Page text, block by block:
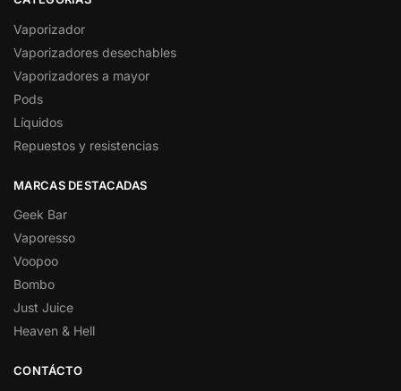
Vaporizador
Vaporizadores desechables
Vaporizadores a mayor
Pods
Líquidos
Repuestos y resistencias
MARCAS DESTACADAS
Geek Bar
Vaporesso
Voopoo
Bombo
Just Juice
Heaven & Hell
CONTÁCTO